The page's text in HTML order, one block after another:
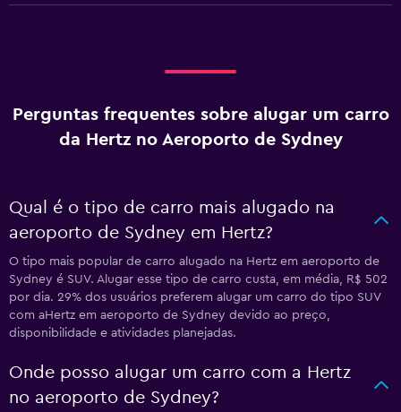
Perguntas frequentes sobre alugar um carro
da Hertz no Aeroporto de Sydney
Qual é o tipo de carro mais alugado na
aeroporto de Sydney em Hertz?
O tipo mais popular de carro alugado na Hertz em aeroporto de
Sydney é SUV. Alugar esse tipo de carro custa, em média, R$ 502
por dia. 29% dos usuários preferem alugar um carro do tipo SUV
com aHertz em aeroporto de Sydney devido ao preço,
disponibilidade e atividades planejadas.
Onde posso alugar um carro com a Hertz
no aeroporto de Sydney?